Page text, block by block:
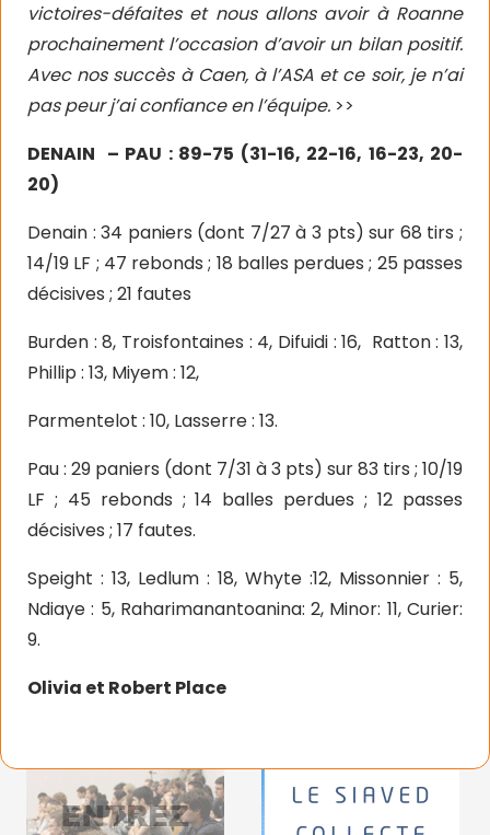
victoires-défaites et nous allons avoir à Roanne
prochainement l’occasion d’avoir un bilan positif.
Avec nos succès à Caen, à l’ASA et ce soir, je n’ai
pas peur j’ai confiance en l’équipe. >>
DENAIN – PAU : 89-75 (31-16, 22-16, 16-23, 20-
20)
Denain : 34 paniers (dont 7/27 à 3 pts) sur 68 tirs ;
14/19 LF ; 47 rebonds ; 18 balles perdues ; 25 passes
décisives ; 21 fautes
Burden : 8, Troisfontaines : 4, Difuidi : 16, Ratton : 13,
Phillip : 13, Miyem : 12,
Parmentelot : 10, Lasserre : 13.
Pau : 29 paniers (dont 7/31 à 3 pts) sur 83 tirs ; 10/19
LF ; 45 rebonds ; 14 balles perdues ; 12 passes
décisives ; 17 fautes.
Speight : 13, Ledlum : 18, Whyte :12, Missonnier : 5,
Ndiaye : 5, Raharimanantoanina: 2, Minor: 11, Curier:
9.
Olivia et Robert Place